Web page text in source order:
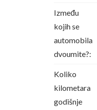
Između
kojih se
automobila
dvoumite?:
Koliko
kilometara
godišnje